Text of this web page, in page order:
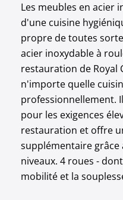
Les meubles en acier
d'une cuisine
propre de toutes
acier inoxydable à
restauration de Royal
n'importe quelle
professionnellement.
pour les exigences
restauration et offre
supplémentaire grâce
niveaux. 4 roues -
mobilité et la